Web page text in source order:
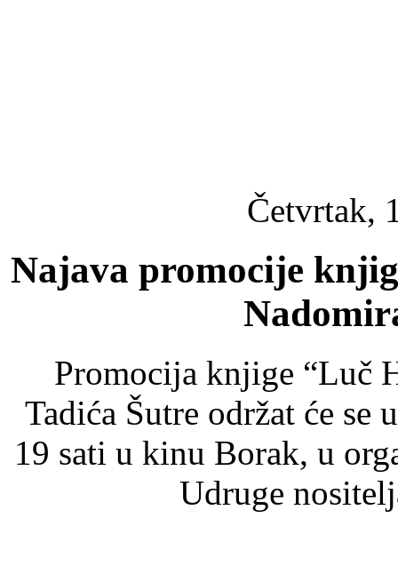
Četvrtak,
Najava promocije
Promocija knjige “Luč
Tadića Šutre održat će se
19 sati u kinu Borak, u
Udruge